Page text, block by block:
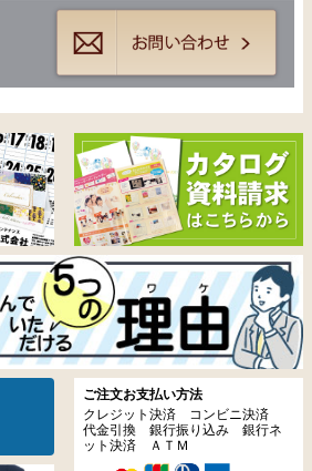
ご注文お支払い方法
クレジット決済 コンビニ決済
代金引換 銀行振り込み 銀行ネ
ット決済 ＡＴＭ